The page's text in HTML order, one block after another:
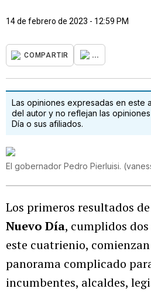
14 de febrero de 2023 - 12:59 PM
COMPARTIR ...
Las opiniones expresadas en este
del autor y no reflejan las
Día o sus afiliados.
El gobernador Pedro Pierluisi. (
Los primeros resultados de
Nuevo Día, cumplidos
este cuatrienio,
panorama complicado
incumbentes, alcaldes,